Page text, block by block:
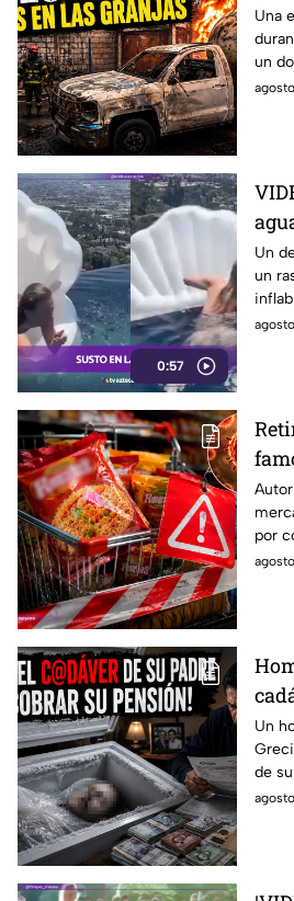
gas
Una
un
0:57
en
Un
un
ser
por
un
Un
de
para